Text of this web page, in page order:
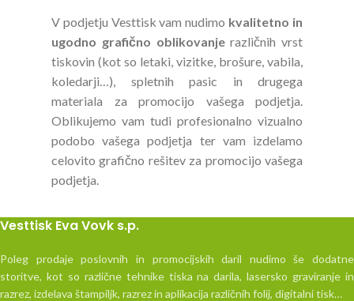
V podjetju Vesttisk vam nudimo kvalitetno in
ugodno grafično oblikovanjerazličnih vrst
tiskovin (kot so letaki, vizitke, brošure, vabila,
koledarji…), spletnih pasic in drugega
materiala za promocijo vašega podjetja.
Oblikujemo vam tudi profesionalno vizualno
podobo vašega podjetja ter vam izdelamo
celovito grafično rešitev za promocijo vašega
podjetja.
Vesttisk Eva Vovk s.p.
Poleg prodaje poslovnih in promocijskih daril nudimo še dodatne
storitve, kot so različne tehnike tiska na darila, lasersko graviranje in
razrez, izdelava štampiljk, razrez in aplikacija različnih folij, digitalni tisk…